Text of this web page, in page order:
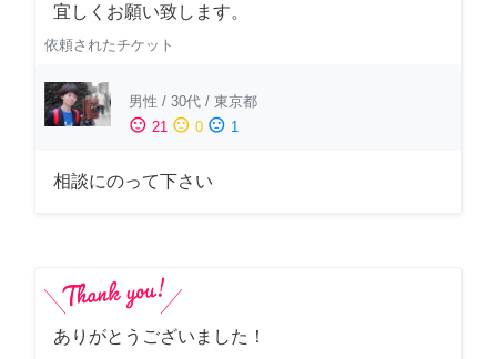
宜しくお願い致します。
依頼されたチケット
男性 / 30代 / 東京都
sentiment_satisfied 21 sentiment_neutral 0 sentiment_dissatisfied 1
相談にのって下さい
ありがとうございました！